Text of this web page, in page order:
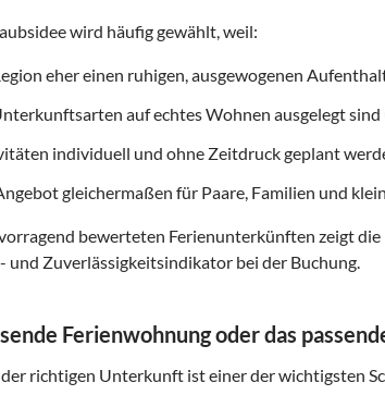
wird häufig gewählt, weil:
eher einen ruhigen, ausgewogenen
auf echtes Wohnen ausgelegt
individuell und ohne Zeitdruck geplant
gleichermaßen für Paare, Familien und
bewerteten Ferienunterkünften zeigt
und Zuverlässigkeitsindikator bei der Buchung.
Ferienwohnung oder das
richtigen Unterkunft ist einer der wichtigsten